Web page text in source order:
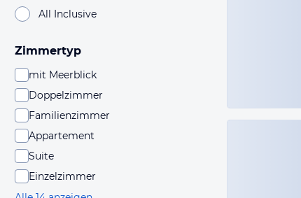
All Inclusive
Zimmertyp
mit Meerblick
Doppelzimmer
Familienzimmer
Appartement
Suite
Einzelzimmer